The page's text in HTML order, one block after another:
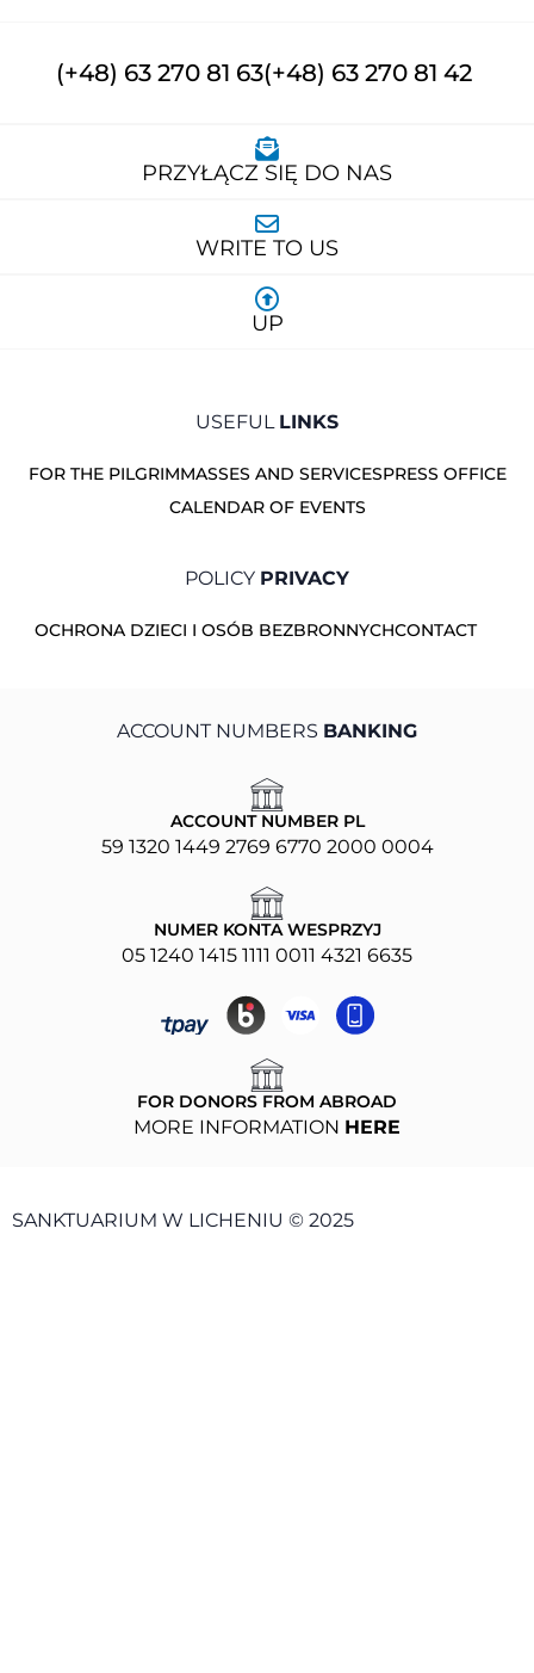
(+48) 63 270 81 63(+48) 63 270 81 42
PRZYŁĄCZ SIĘ DO NAS
WRITE TO US
UP
USEFUL LINKS
FOR THE PILGRIMMASSES AND SERVICESPRESS OFFICE
CALENDAR OF EVENTS
POLICY PRIVACY
OCHRONA DZIECI I OSÓB BEZBRONNYCHCONTACT
ACCOUNT NUMBERS BANKING
ACCOUNT NUMBER PL
59 1320 1449 2769 6770 2000 0004
NUMER KONTA WESPRZYJ
05 1240 1415 1111 0011 4321 6635
FOR DONORS FROM ABROAD
MORE INFORMATION HERE
SANKTUARIUM W LICHENIU © 2025